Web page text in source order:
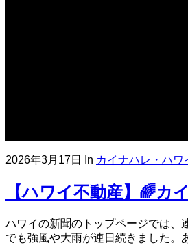
2026年3月17日 In カイナハレ・ハワ
【ハワイ不動産】🌈カ
ハワイの新聞のトップページでは、
でも強風や大雨が連日続きました。